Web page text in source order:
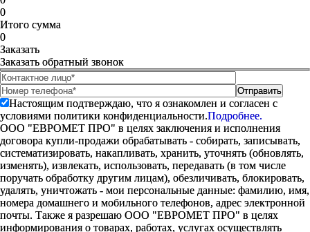
0
Итого сумма
0
Заказать
Заказать обратный звонок
Настоящим подтверждаю, что я ознакомлен и согласен с
условиями политики конфиденциальности.Подробнее.
ООО "ЕВРОМЕТ ПРО" в целях заключения и исполнения
договора купли-продажи обрабатывать - собирать, записывать,
систематизировать, накапливать, хранить, уточнять (обновлять,
изменять), извлекать, использовать, передавать (в том числе
поручать обработку другим лицам), обезличивать, блокировать,
удалять, уничтожать - мои персональные данные: фамилию, имя,
номера домашнего и мобильного телефонов, адрес электронной
почты. Также я разрешаю ООО "ЕВРОМЕТ ПРО" в целях
информирования о товарах, работах, услугах осуществлять